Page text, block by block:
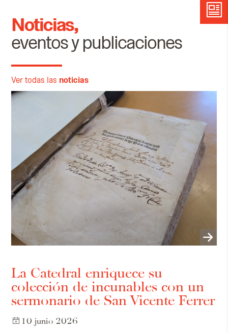
Noticias,
eventos y publicaciones
Ver todas las noticias
La Catedral enriquece su
colección de incunables con un
sermonario de San Vicente Ferrer
10 junio 2026